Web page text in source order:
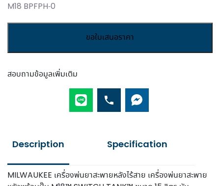
M18 BPFPH-0
พ่น
สะพาย
SWITCH
เปล่า)
ขอใบเสนอราคา
สอบถามข้อมูลเพิ่มเติม
Description Additional information
MILWAUKEE เครื่องพ่นยาสะพายหลังไร้สาย เครื่องพ่นยาสะพาย